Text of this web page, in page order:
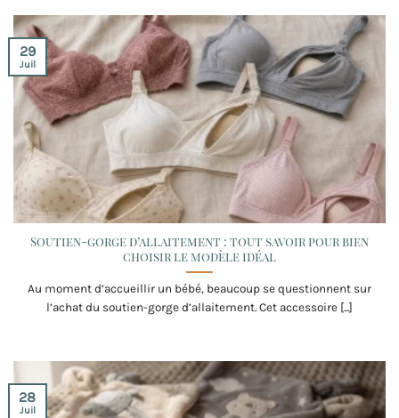
Soutien-gorge d’allaitement : tout savoir pour bien
choisir le modèle idéal
Au moment d’accueillir un bébé, beaucoup se questionnent sur
l’achat du soutien-gorge d’allaitement. Cet accessoire [...]
29
Juil
28
Juil